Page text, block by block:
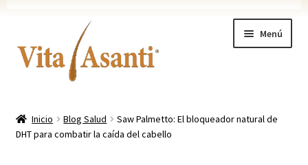
a
la
al
contenido
Menú
Aviso Legal
Inicio Blog Salud
Saw Palmetto: El bloqueador natural de
DHT para combatir la caída del cabello